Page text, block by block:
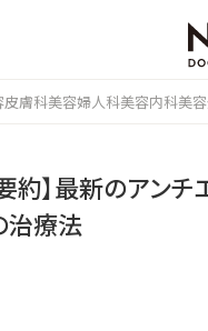
皮膚科美容婦人科美容内科美
約】最新のアン
治療法